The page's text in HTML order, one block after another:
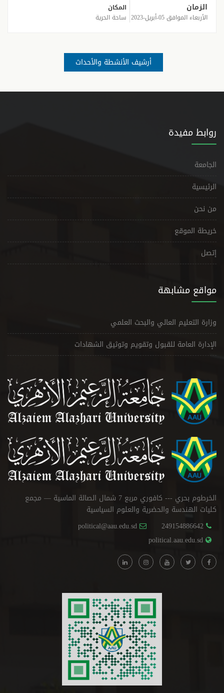
الزمان
الأربعاء الموافق 05-أبريل-2023
المكان
ساحة الحرية
أرشيف الأنشطة والأحداث
روابط مفيدة
الجامعة
الرئيسية
من نحن
خريطة الموقع
إتصل
مواقع مشابهة
وزارة التعليم العالي والبحث العلمي
الإدارة العامة للقبول وتقويم وتوثيق الشهادات
الخرطوم بحري --- كافوري مربع 7 شمال الصالة الماسية — مجمع
كليات الهندسة والحضرية والعلوم السياسية
249154886642
political@aau.edu.sd
political.aau.edu.sd